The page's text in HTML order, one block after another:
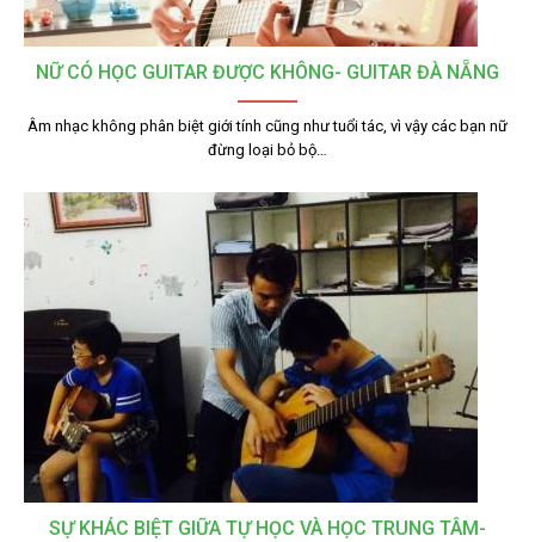
NỮ CÓ HỌC GUITAR ĐƯỢC KHÔNG- GUITAR ĐÀ NẴNG
Âm nhạc không phân biệt giới tính cũng như tuổi tác, vì vậy các bạn nữ
đừng loại bỏ bộ…
SỰ KHÁC BIỆT GIỮA TỰ HỌC VÀ HỌC TRUNG TÂM-